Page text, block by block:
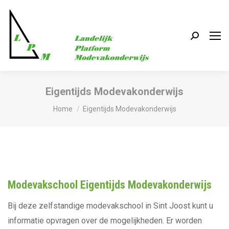
Search:
Eigentijds Modevakonderwijs
Je bent hier:
Home Eigentijds Modevakonderwijs
Modevakschool Eigentijds Modevakonderwijs
Bij deze zelfstandige modevakschool in Sint Joost kunt u
informatie opvragen over de mogelijkheden. Er worden